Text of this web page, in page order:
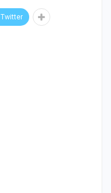
Twitter